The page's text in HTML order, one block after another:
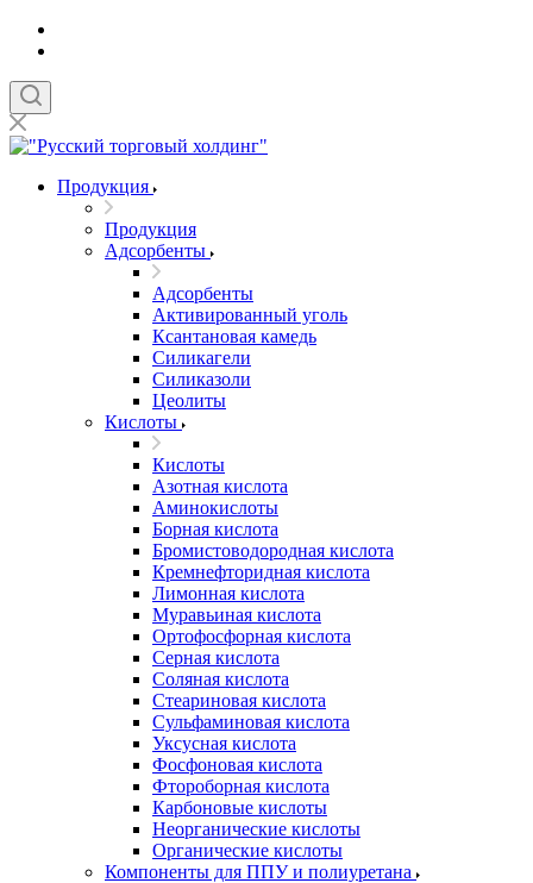
Продукция
Продукция
Адсорбенты
Адсорбенты
Активированный уголь
Ксантановая камедь
Силикагели
Силиказоли
Цеолиты
Кислоты
Кислоты
Азотная кислота
Аминокислоты
Борная кислота
Бромистоводородная кислота
Кремнефторидная кислота
Лимонная кислота
Муравьиная кислота
Ортофосфорная кислота
Серная кислота
Соляная кислота
Стеариновая кислота
Сульфаминовая кислота
Уксусная кислота
Фосфоновая кислота
Фтороборная кислота
Карбоновые кислоты
Неорганические кислоты
Органические кислоты
Компоненты для ППУ и полиуретана